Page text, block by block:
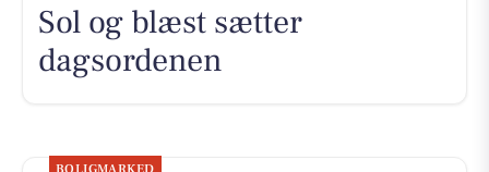
Sol og blæst sætter
dagsordenen